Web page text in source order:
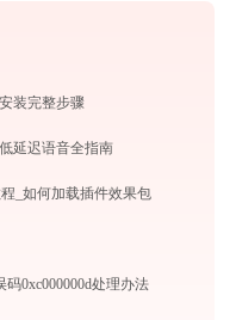
装完整步骤
延迟语音全指南
_如何加载插件效果包
码0xc000000d处理办法